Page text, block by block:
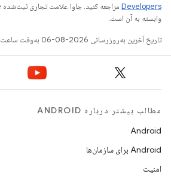
Developers‏
وابسته به آن است.
تاریخ آخرین به‌روزرسانی 2026-08-06 به‌وقت ساعت هماهنگ جهانی.
مطالب بیشتر درباره ANDROID
Android
Android برای سازمان‌ها
امنیت